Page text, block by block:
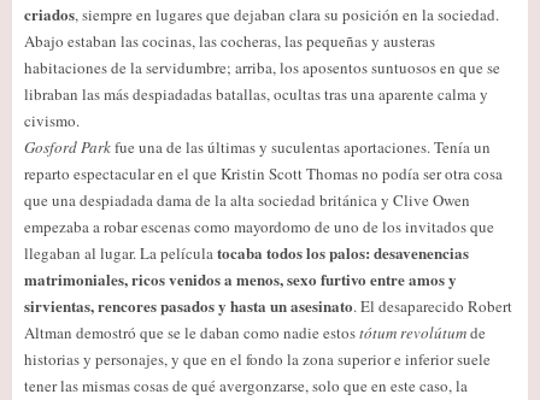
criados, siempre en lugares que dejaban clara su posición en la sociedad.
Abajo estaban las cocinas, las cocheras, las pequeñas y austeras
habitaciones de la servidumbre; arriba, los aposentos suntuosos en que se
libraban las más despiadadas batallas, ocultas tras una aparente calma y
civismo.
Gosford Parkfue una de las últimas y suculentas aportaciones. Tenía un
reparto espectacular en el que Kristin Scott Thomas no podía ser otra cosa
que una despiadada dama de la alta sociedad británica y Clive Owen
empezaba a robar escenas como mayordomo de uno de los invitados que
llegaban al lugar. La películatocaba todos los palos: desavenencias
matrimoniales, ricos venidos a menos, sexo furtivo entre amos y
sirvientas, rencores pasados y hasta un asesinato. El desaparecido Robert
Altman demostró que se le daban como nadie estostótum revolútumde
historias y personajes, y que en el fondo la zona superior e inferior suele
tener las mismas cosas de qué avergonzarse, solo que en este caso, la